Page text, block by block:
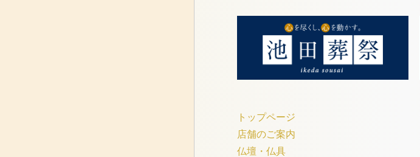
トップページ
店舗のご案内
仏壇・仏具